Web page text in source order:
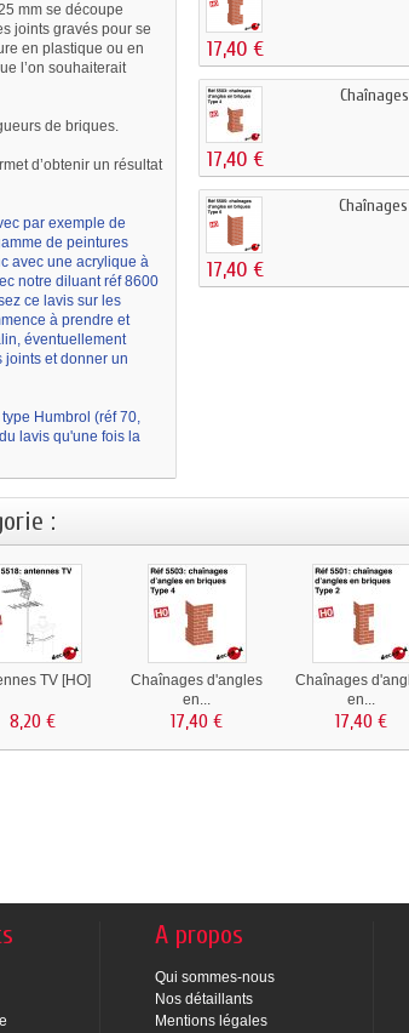
mm se découpe
joints gravés pour se
en plastique ou en
l’on souhaiterait
de briques.
d’obtenir un résultat
par exemple de
de peintures
avec une acrylique à
notre diluant réf 8600
ce lavis sur les
à prendre et
éventuellement
joints et donner un
Humbrol (réf 70,
lavis qu'une fois la
17,40 €
17,40 €
17,40 €
:
TV [HO]
8,20 €
Chaînages d'angles
en...
17,40 €
Chaînages
en...
17,40 €
A propos
Qui sommes-nous
Nos détaillants
Mentions légales